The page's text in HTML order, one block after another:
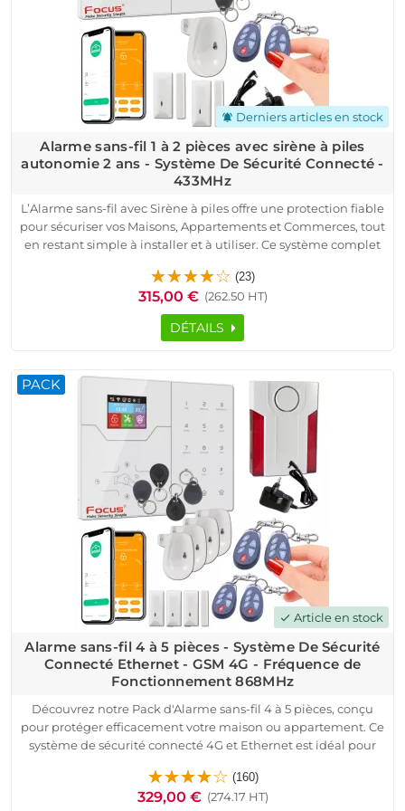
notifications_active Derniers articles en stock
Alarme sans-fil 1 à 2 pièces avec sirène à piles
autonomie 2 ans - Système De Sécurité Connecté -
433MHz
L’Alarme sans-fil avec Sirène à piles offre une protection fiable
pour sécuriser vos Maisons, Appartements et Commerces, tout
en restant simple à installer et à utiliser. Ce système complet
connectée 4G, compatible carte SIM, permettant alertes SMS,
notifications et contrôle à distance sans abonnement.
Les détecteurs fournis protègent portes, fenêtres et volumes
avec une transmission radio sécurisée. La sirène à piles
portée adaptée aux locaux techniques, bureaux ou villas.
Grâce à l’application Android / iOS, vous gérez en temps réel
l’état de votre installation. Ce pack complet assure une
sécurité robuste, fiable et évolutive pour tous les
environnements résidentiels et professionnels.
(23)
315,00 € (262.50 HT)
DÉTAILS
check Article en stock
PACK
Alarme sans-fil 4 à 5 pièces - Système De Sécurité
Connecté Ethernet - GSM 4G - Fréquence de
Fonctionnement 868MHz
Découvrez notre Pack d'Alarme sans-fil 4 à 5 pièces, conçu
pour protéger efficacement votre maison ou appartement. Ce
système de sécurité connecté 4G et Ethernet est idéal pour
telles que la détection d'intrusion, la surveillance
périmétrique, et l'alerte en temps réel.
(160)
329,00 € (274.17 HT)